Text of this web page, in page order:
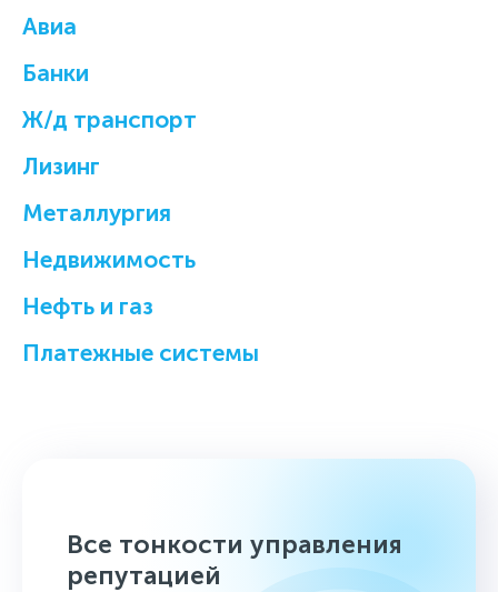
Авиа
Банки
Ж/д транспорт
Лизинг
Металлургия
Недвижимость
Нефть и газ
Платежные системы
Все тонкости управления
репутацией